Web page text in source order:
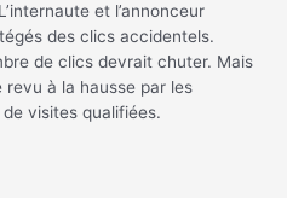
et l’annonceur
des clics accidentels.
de clics devrait chuter. Mais
à la hausse par les
visites qualifiées.